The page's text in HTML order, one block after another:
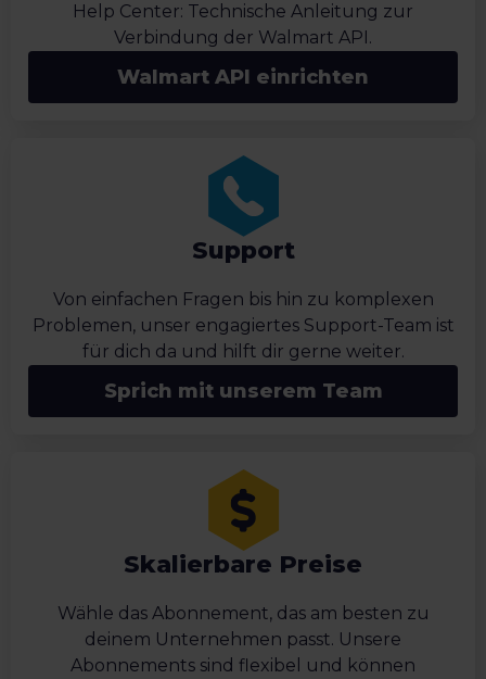
Help Center: Technische Anleitung zur
Verbindung der Walmart API.
Walmart API einrichten
Support
Von einfachen Fragen bis hin zu komplexen
Problemen, unser engagiertes Support-Team ist
für dich da und hilft dir gerne weiter.
Sprich mit unserem Team
Skalierbare Preise
Wähle das Abonnement, das am besten zu
deinem Unternehmen passt. Unsere
Abonnements sind flexibel und können